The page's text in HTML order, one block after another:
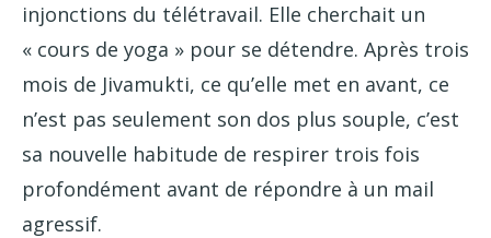
injonctions du télétravail. Elle cherchait un
« cours de yoga » pour se détendre. Après trois
mois de Jivamukti, ce qu’elle met en avant, ce
n’est pas seulement son dos plus souple, c’est
sa nouvelle habitude de respirer trois fois
profondément avant de répondre à un mail
agressif.